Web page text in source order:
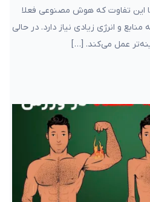
این تفاوت که هوش مصنوعی فعلا
و انرژی زیادی نیاز دارد. در حالی
عمل می‌کند. […]